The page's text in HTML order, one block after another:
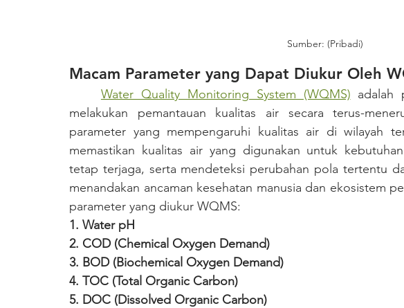
Sumber: (Pribadi)
Macam Parameter yang Dapat Diukur
Water Quality Monitoring System (WQMS) adalah
melakukan pemantauan kualitas air secara terus-
parameter yang mempengaruhi kualitas air di wilayah
memastikan kualitas air yang digunakan untuk
tetap terjaga, serta mendeteksi perubahan pola tertentu
menandakan ancaman kesehatan manusia dan ekosistem
parameter yang diukur WQMS:
1. Water pH
2. COD (Chemical Oxygen Demand)
3. BOD (Biochemical Oxygen Demand)
4. TOC (Total Organic Carbon)
5. DOC (Dissolved Organic Carbon)